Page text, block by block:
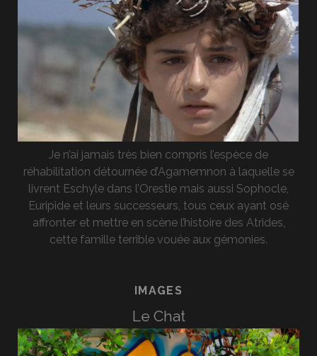
Je n’ai jamais très bien compris l’espèce de
réhabilitation détournée d’Agamemnon à laquelle se
livrent Eschyle dans l’Orestie mais aussi Sophocle,
Euripide et leurs successeurs, tous ceux ayant osé
affronter et mettre en scène l’histoire des Atrides,
cette famille terrible vouée aux gémonies.
IMAGES
Le Chat